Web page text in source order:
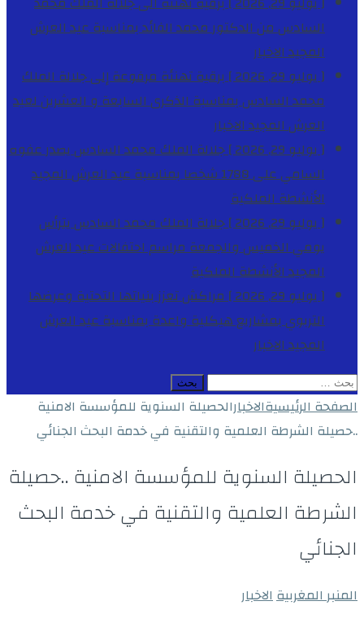
السادس من الدكتور محمد الفائد بمناسبة عيد العرش
المجيدالاخبار
[ يوليو 29, 2026 ]
برقية تهنئة مرفوعة إلى جلالة الملك
محمد السادس بمناسبة الذكرى السابعة و العشرين لعيد
العرش المجيدالاخبار
[ يوليو 29, 2026 ]
جلالة الملك محمد السادس يصدر عفوه
السامي على 1788 شخصا بمناسبة عيد العرش المجيد
الأنشطة الملكية
[ يوليو 29, 2026 ]
جلالة الملك محمد السادس يترأس
يومي الخميس والجمعة مراسم احتفالات عيد العرش
المجيدالأنشطة الملكية
[ يوليو 29, 2026 ]
مراكش تعزز بنياتها التحتية وعرضها
التربوي بمشاريع هيكلية واعدة بمناسبة عيد العرش
المجيدالاخبار
البحث
عن:
الصفحة الرئيسيةالاخبارالحصيلة السنوية للمؤسسة الامنية
..حصيلة الشرطة العلمية والتقنية في خدمة البحث الجنائي
الحصيلة السنوية للمؤسسة الامنية ..حصيلة
الشرطة العلمية والتقنية في خدمة البحث
الجنائي
المنبر المغربيةالاخبار